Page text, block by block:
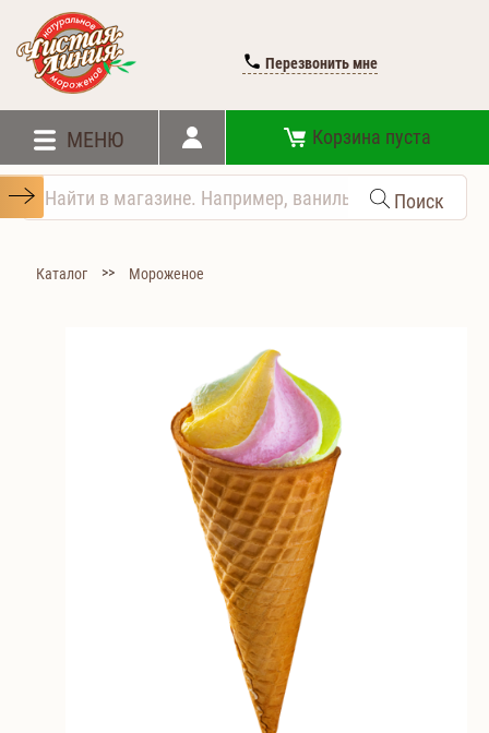
Перезвонить мне
МЕНЮ Корзина пуста
Поиск
Каталог >> Мороженое